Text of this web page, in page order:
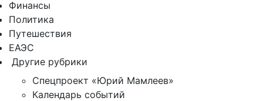
Финансы
Политика
Путешествия
ЕАЭС
Другие рубрики
Спецпроект «Юрий Мамлеев»
Календарь событий